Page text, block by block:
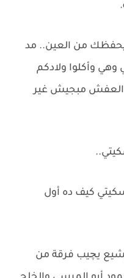
من العين.. مد
وهي وأكلوا ولادكم
العفش مبجيش غير
كيف ده أول
يچيب فرقة من